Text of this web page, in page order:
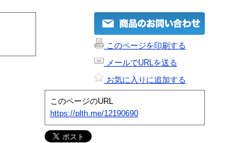
このページを印刷する
メールでURLを送る
お気に入りに追加する
このページのURL
https://plth.me/12190690